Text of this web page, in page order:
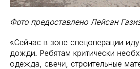
Фото предоставлено Лейсан
«Сейчас в зоне спецоперации
дожди. Ребятам критически
одежда, свечи, строительные